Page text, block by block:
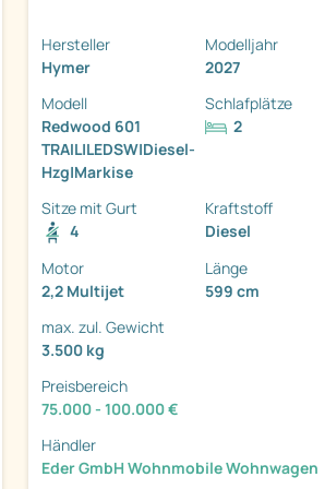
Hersteller
Hymer
Modelljahr
2027
Modell
Redwood 601
TRAIL|LEDSW|Diesel-
Hzg|Markise
Schlafplätze
2
Sitze mit Gurt
4
Kraftstoff
Diesel
Motor
2,2 Multijet
Länge
599 cm
max. zul. Gewicht
3.500 kg
Preisbereich
75.000 - 100.000 €
Händler
Eder GmbH Wohnmobile Wohnwagen